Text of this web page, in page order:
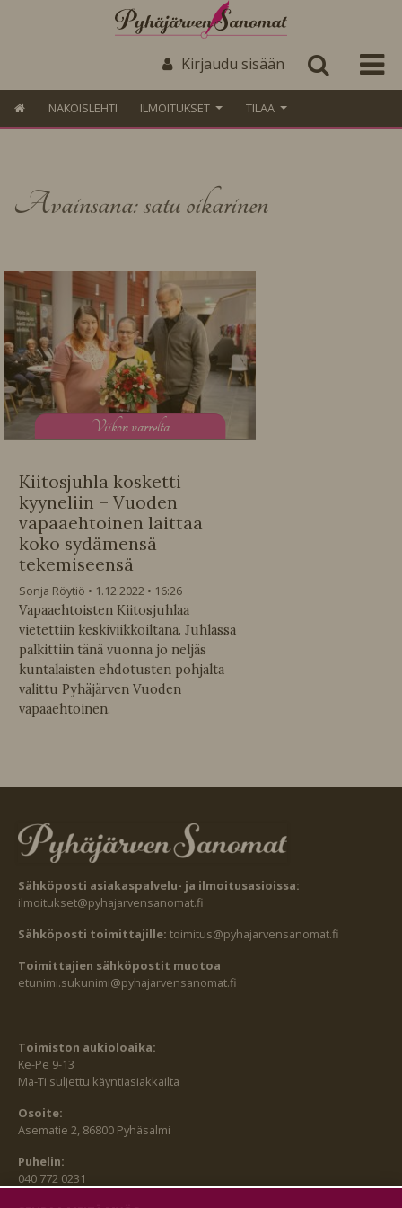
Kirjaudu sisään
NÄKÖISLEHTI ILMOITUKSET TILAA
Avainsana: satu oikarinen
Viikon varrelta
Kiitosjuhla kosketti
kyyneliin – Vuoden
vapaaehtoinen laittaa
koko sydämensä
tekemiseensä
Sonja Röytiö 1.12.2022
16:26
Vapaaehtoisten Kiitosjuhlaa
vietettiin keskiviikkoiltana. Juhlassa
palkittiin tänä vuonna jo neljäs
kuntalaisten ehdotusten pohjalta
valittu Pyhäjärven Vuoden
vapaaehtoinen.
Sähköposti asiakaspalvelu- ja ilmoitusasioissa:
ilmoitukset@pyhajarvensanomat.fi
Sähköposti toimittajille: toimitus@pyhajarvensanomat.fi
Toimittajien sähköpostit muotoa
etunimi.sukunimi@pyhajarvensanomat.fi
Toimiston aukioloaika:
Ke-Pe 9-13
Ma-Ti suljettu käyntiasiakkailta
Osoite:
Asematie 2, 86800 Pyhäsalmi
Puhelin:
040 772 0231